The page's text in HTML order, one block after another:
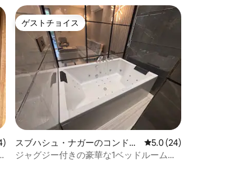
件、5つ星中4.94つ星の平均評価
ゲストチョイス
ゲストチョイス
スブハシュ・ナガーのコンドミ
ニアム
レビュー24件、5つ
5.0 (24)
ジャグジー付きの豪華な1ベッドルーム｜